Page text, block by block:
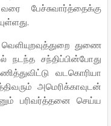
வரை
பேச்சுவார்த்தைக்கு
.
வெளியுறவுத்துறை துணை
நடந்த
சந்திப்பின்போது
வடகொரியா
அமெரிக்காவுடன்
பரிவர்த்தனை
செய்ய